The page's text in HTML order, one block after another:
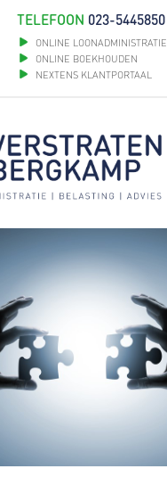
TELEFOON 023-5445850
ONLINE LOONADMINISTRATIE
ONLINE BOEKHOUDEN
NEXTENS KLANTPORTAAL